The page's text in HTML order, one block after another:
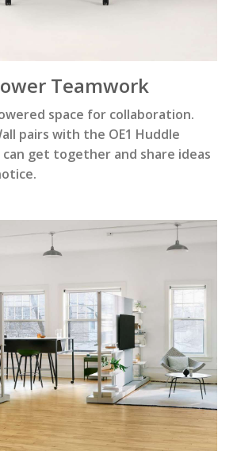
Teamwork
space for collaboration.
pairs with the OE1 Huddle
can get together and share ideas